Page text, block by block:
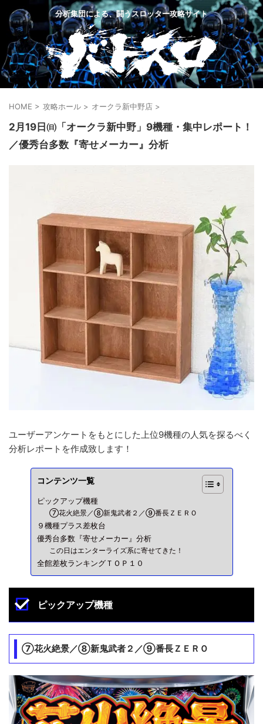
分析集団による、闘うスロッター攻略サイト
HOME > 攻略ホール > オークラ新中野店 >
2月19日㈰「オークラ新中野」9機種・集中レポート！
／優秀台多数『寄せメーカー』分析
ユーザーアンケートをもとにした上位9機種の人気を探るべく
分析レポートを作成致します！
コンテンツ一覧
ピックアップ機種
⑦花火絶景／⑧新鬼武者２／⑨番長ＺＥＲＯ
９機種プラス差枚台
優秀台多数『寄せメーカー』分析
この日はエンターライズ系に寄せてきた！
全館差枚ランキングＴＯＰ１０
ピックアップ機種
⑦花火絶景／⑧新鬼武者２／⑨番長ＺＥＲＯ